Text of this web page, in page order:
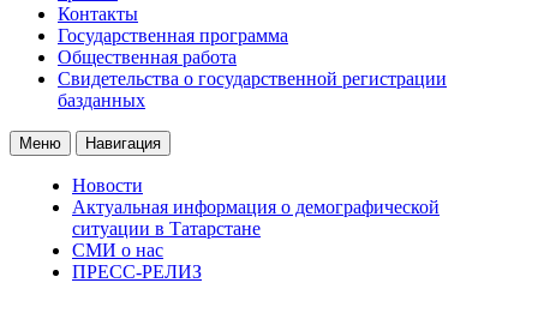
Контакты
Государственная программа
Общественная работа
Свидетельства о государственной регистрации
базданных
Меню Навигация
Новости
Актуальная информация о демографической
ситуации в Татарстане
СМИ о нас
ПРЕСС-РЕЛИЗ